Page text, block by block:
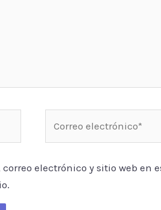
electrónico y sitio web en